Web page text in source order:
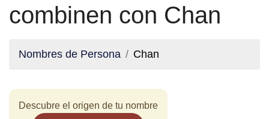
combinen con Chan
Nombres de Persona Chan
Descubre el origen de tu nombre